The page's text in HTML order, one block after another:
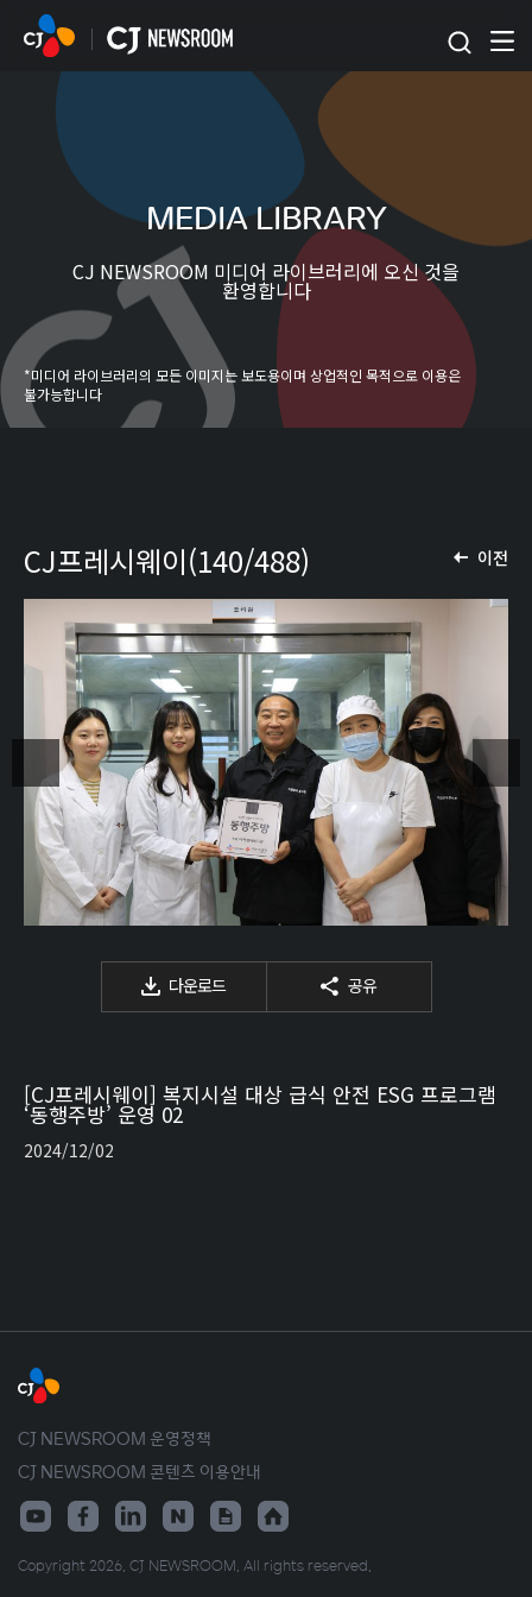
본문 바로가기
MEDIA LIBRARY
CJ NEWSROOM 미디어 라이브러리에 오신 것을
환영합니다
*미디어 라이브러리의 모든 이미지는 보도용이며 상업적인 목적으로 이용은
불가능합니다
이전
CJ프레시웨이(140/488)
다운로드 공유
[CJ프레시웨이] 복지시설 대상 급식 안전 ESG 프로그램
‘동행주방’ 운영 02
2024/12/02
CJ NEWSROOM 운영정책
CJ NEWSROOM 콘텐츠 이용안내
Copyright 2026. CJ NEWSROOM. All rights reserved.